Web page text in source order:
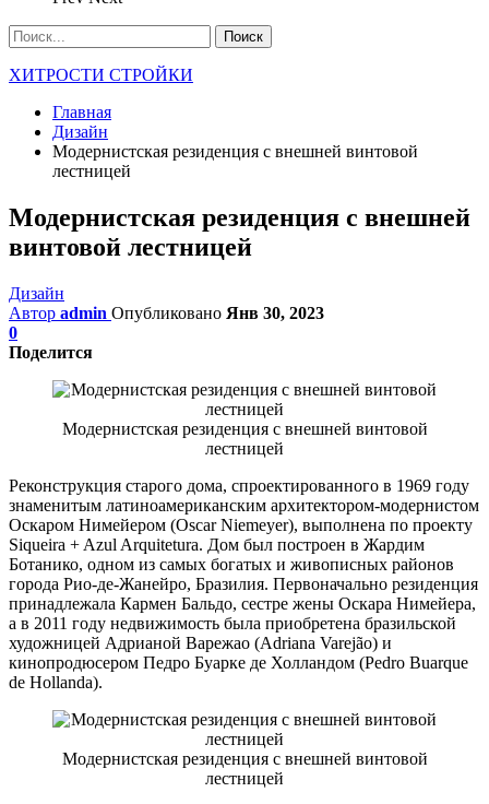
ХИТРОСТИ СТРОЙКИ
Главная
Дизайн
Модернистская резиденция с внешней винтовой
лестницей
Модернистская резиденция с внешней
винтовой лестницей
Дизайн
Автор admin Опубликовано Янв 30, 2023
0
Поделится
Модернистская резиденция с внешней винтовой
лестницей
Реконструкция старого дома, спроектированного в 1969 году
знаменитым латиноамериканским архитектором-модернистом
Оскаром Нимейером (Oscar Niemeyer), выполнена по проекту
Siqueira + Azul Arquitetura. Дом был построен в Жардим
Ботанико, одном из самых богатых и живописных районов
города Рио-де-Жанейро, Бразилия. Первоначально резиденция
принадлежала Кармен Бальдо, сестре жены Оскара Нимейера,
а в 2011 году недвижимость была приобретена бразильской
художницей Адрианой Варежао (Adriana Varejão) и
кинопродюсером Педро Буарке де Холландом (Pedro Buarque
de Hollanda).
Модернистская резиденция с внешней винтовой
лестницей